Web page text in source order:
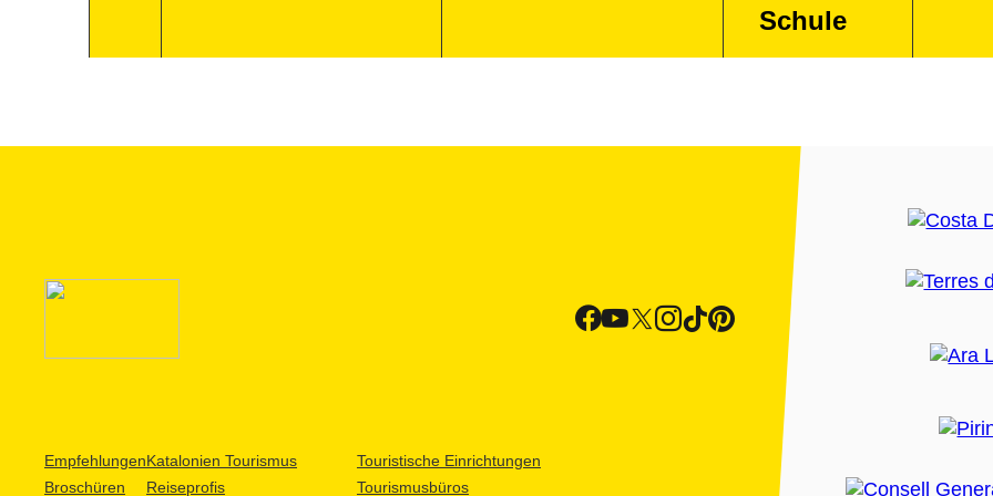
Schule
Empfehlungen
Broschüren
Katalonien Tourismus
Reiseprofis
Touristische Einrichtungen
Tourismusbüros